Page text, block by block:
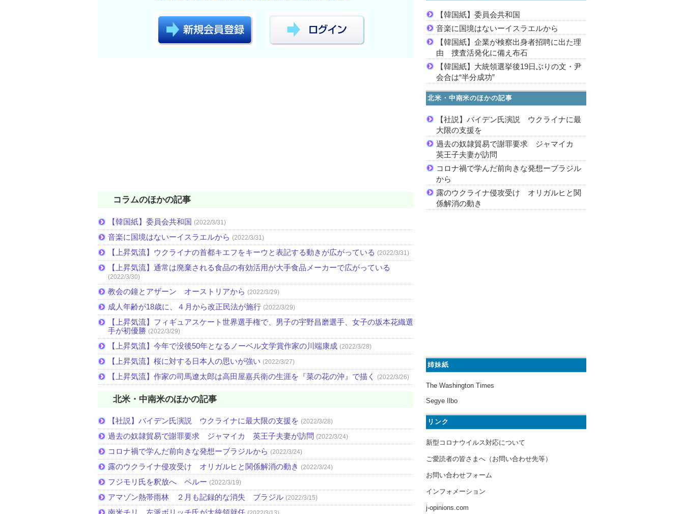
コラムのほかの記事
【韓国紙】委員会共和国 (2022/3/31)
音楽に国境はないーイスラエルから (2022/3/31)
【上昇気流】ウクライナの首都キエフをキーウと表記する動きが広がっている (2022/3/31)
【上昇気流】通常は廃棄される食品の有効活用が大手食品メーカーで広がっている
(2022/3/30)
教会の鐘とアザーン オーストリアから (2022/3/29)
成人年齢が18歳に、４月から改正民法が施行 (2022/3/29)
【上昇気流】フィギュアスケート世界選手権で、男子の宇野昌磨選手、女子の坂本花織選
手が初優勝 (2022/3/29)
【上昇気流】今年で没後50年となるノーベル文学賞作家の川端康成 (2022/3/28)
【上昇気流】桜に対する日本人の思いが強い (2022/3/27)
【上昇気流】作家の司馬遼太郎は高田屋嘉兵衛の生涯を『菜の花の沖』で描く (2022/3/26)
北米・中南米のほかの記事
【社説】バイデン氏演説 ウクライナに最大限の支援を (2022/3/28)
過去の奴隷貿易で謝罪要求 ジャマイカ 英王子夫妻が訪問 (2022/3/24)
コロナ禍で学んだ前向きな発想ーブラジルから (2022/3/24)
露のウクライナ侵攻受け オリガルヒと関係解消の動き (2022/3/24)
フジモリ氏を釈放へ ペルー (2022/3/19)
アマゾン熱帯雨林 ２月も記録的な消失 ブラジル (2022/3/15)
【韓国紙】委員会共和国
音楽に国境はないーイスラエルから
【韓国紙】企業が検察出身者招聘に出た理
由 捜査活発化に備え布石
【韓国紙】大統領選挙後19日ぶりの文・尹
会合は“半分成功”
北米・中南米のほかの記事
【社説】バイデン氏演説 ウクライナに最
大限の支援を
過去の奴隷貿易で謝罪要求 ジャマイカ
英王子夫妻が訪問
コロナ禍で学んだ前向きな発想ーブラジル
から
露のウクライナ侵攻受け オリガルヒと関
係解消の動き
姉妹紙
The Washington Times
Segye Ilbo
リンク
新型コロナウイルス対応について
ご愛読者の皆さまへ（お問い合わせ先等）
お問い合わせフォーム
インフォメーション
j-opinions.com